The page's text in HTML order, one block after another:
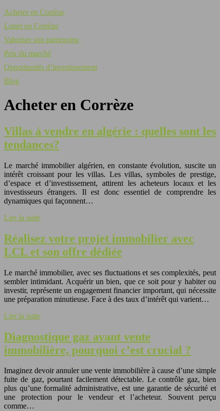
Acheter en Corrèze
Louer en Corrèze
Valoriser son patrimoine
Prix du marché
Opportunités d’investissement
Blog
Acheter en Corrèze
Villas à vendre en algérie : quelles sont les
tendances?
Le marché immobilier algérien, en constante évolution, suscite un
intérêt croissant pour les villas. Les villas, symboles de prestige,
d’espace et d’investissement, attirent les acheteurs locaux et les
investisseurs étrangers. Il est donc essentiel de comprendre les
dynamiques qui façonnent…
Lire la suite
Réalisez votre projet immobilier avec
LCL et son offre dédiée
Le marché immobilier, avec ses fluctuations et ses complexités, peut
sembler intimidant. Acquérir un bien, que ce soit pour y habiter ou
investir, représente un engagement financier important, qui nécessite
une préparation minutieuse. Face à des taux d’intérêt qui varient…
Lire la suite
Diagnostique gaz avant vente
immobilière, pourquoi c’est crucial ?
Imaginez devoir annuler une vente immobilière à cause d’une simple
fuite de gaz, pourtant facilement détectable. Le contrôle gaz, bien
plus qu’une formalité administrative, est une garantie de sécurité et
une protection pour le vendeur et l’acheteur. Souvent perçu
comme…